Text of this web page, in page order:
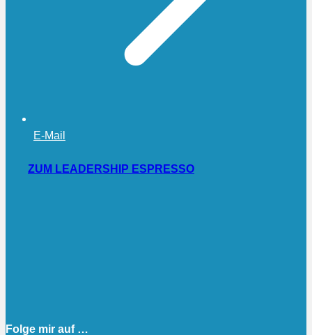
E-Mail
ZUM LEADERSHIP ESPRESSO
Folge mir auf …